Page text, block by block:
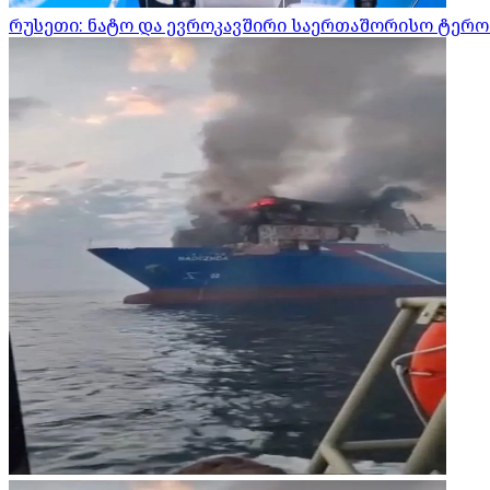
რუსეთი: ნატო და ევროკავშირი საერთაშორისო